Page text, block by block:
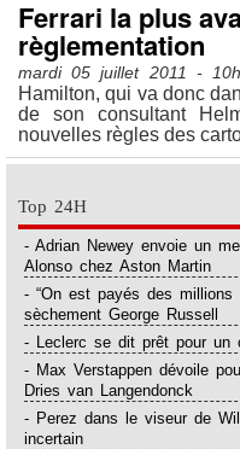
Ferrari la plus
règlementation
mardi 05 juillet 2011 -
Hamilton, qui va donc
de son consultant
nouvelles règles des
Top 24H
- Adrian Newey envoie un
Alonso chez Aston Martin
- “On est payés des millions
sèchement George Russell
- Leclerc se dit prêt pour un
- Max Verstappen dévoile
Dries van Langendonck
- Perez dans le viseur de
incertain